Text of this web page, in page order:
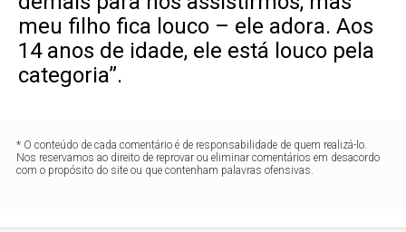
meu filho fica louco – ele adora. Aos
14 anos de idade, ele está louco pela
categoria”.
* O conteúdo de cada comentário é de responsabilidade de quem realizá-lo.
Nos reservamos ao direito de reprovar ou eliminar comentários em desacordo
com o propósito do site ou que contenham palavras ofensivas.